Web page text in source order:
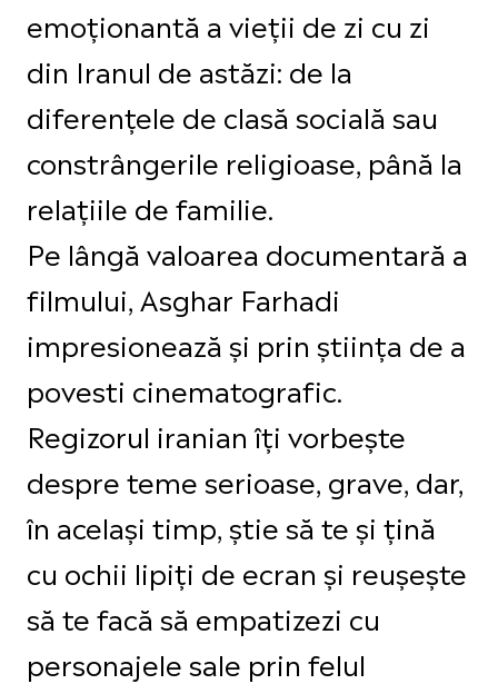
emoționantă a vieții de zi cu zi
din Iranul de astăzi: de la
diferențele de clasă socială sau
constrângerile religioase, până la
relațiile de familie.
Pe lângă valoarea documentară a
filmului, Asghar Farhadi
impresionează și prin știința de a
povesti cinematografic.
Regizorul iranian îți vorbește
despre teme serioase, grave, dar,
în același timp, știe să te și țină
cu ochii lipiți de ecran și reușește
să te facă să empatizezi cu
personajele sale prin felul